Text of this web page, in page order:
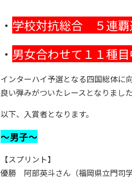
・ 学校対抗総合 ５連覇
・ 男女合わせて１１種
インターハイ予選となる四国総体に向
良い弾みがついたレースとなりました
以下、入賞者となります。
～男子～
【スプリント】
優勝 阿部英斗さん（福岡県立門司学